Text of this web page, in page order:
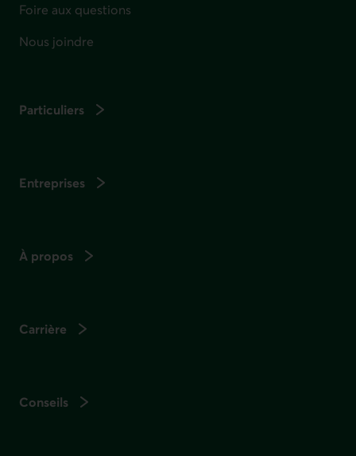
Foire aux questions
Nous joindre
Particuliers
Entreprises
À propos
Carrière
Conseils